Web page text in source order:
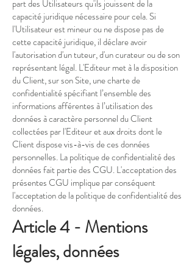
part des Utilisateurs qu'ils jouissent de la
capacité juridique nécessaire pour cela. Si
l'Utilisateur est mineur ou ne dispose pas de
cette capacité juridique, il déclare avoir
l'autorisation d'un tuteur, d'un curateur ou de son
représentant légal. L'Editeur met à la disposition
du Client, sur son Site, une charte de
confidentialité spécifiant l’ensemble des
informations afférentes à l’utilisation des
données à caractère personnel du Client
collectées par l'Editeur et aux droits dont le
Client dispose vis-à-vis de ces données
personnelles. La politique de confidentialité des
données fait partie des CGU. L'acceptation des
présentes CGU implique par conséquent
l'acceptation de la politique de confidentialité des
données.
Article 4 - Mentions
légales, données